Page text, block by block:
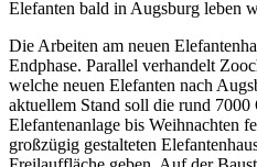
Elefanten bald in Augsburg leben
Die Arbeiten am neuen
Endphase. Parallel verhandelt
welche neuen Elefanten nach
aktuellem Stand soll die rund 7000
Elefantenanlage bis Weihnachten
großzügig gestalteten